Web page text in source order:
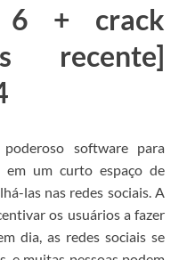
6 + crack
recente]
software para
em um curto espaço de
las nas redes sociais. A
os usuários a fazer
dia, as redes sociais se